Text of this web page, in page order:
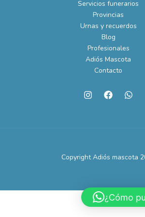
Servicios funerarios
Provincias
Urnas y recuerdos
Blog
Profesionales
Adiós Mascota
Contacto
Copyright Adiós mascota
¿Cómo